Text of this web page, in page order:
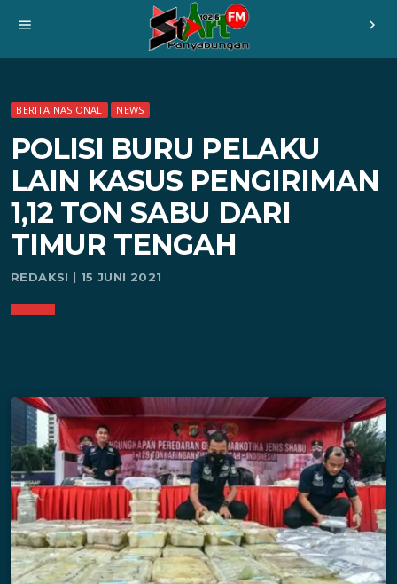
menu chevron_right
BERITA NASIONAL NEWS
POLISI BURU PELAKU
LAIN KASUS PENGIRIMAN
1,12 TON SABU DARI
TIMUR TENGAH
REDAKSI | 15 JUNI 2021